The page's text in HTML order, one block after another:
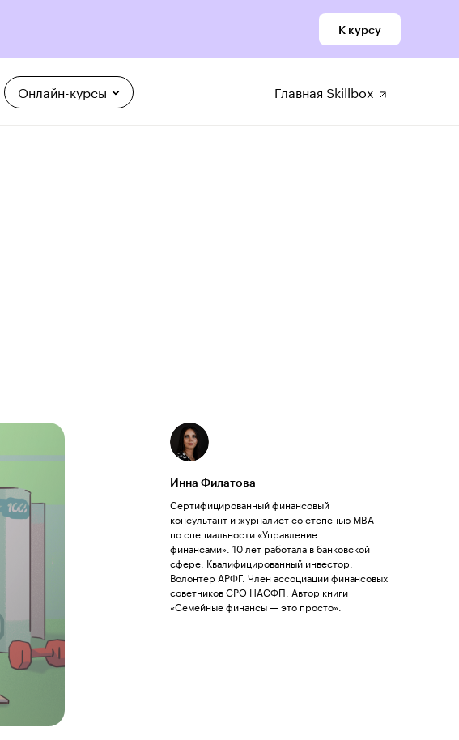
К курсу
Онлайн-курсы Главная Skillbox
Инна Филатова
Сертифицированный финансовый
консультант и журналист со степенью MBA
по специальности «Управление
финансами». 10 лет работала в банковской
сфере. Квалифицированный инвестор.
Волонтёр АРФГ. Член ассоциации финансовых
советников СРО НАСФП. Автор книги
«Семейные финансы — это просто».